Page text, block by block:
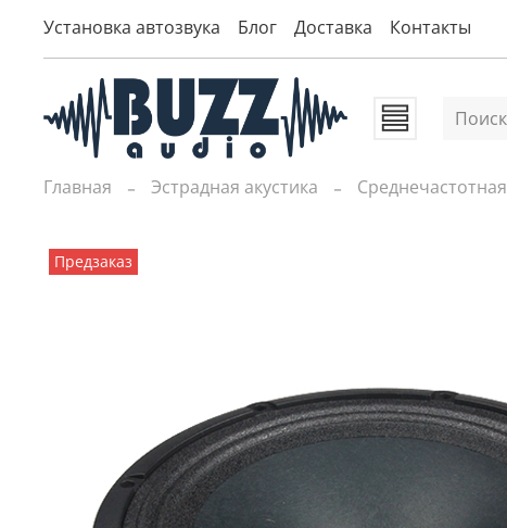
Установка автозвука Блог Доставка Контакты
Главная Эстрадная акустика Среднечастотная
Предзаказ